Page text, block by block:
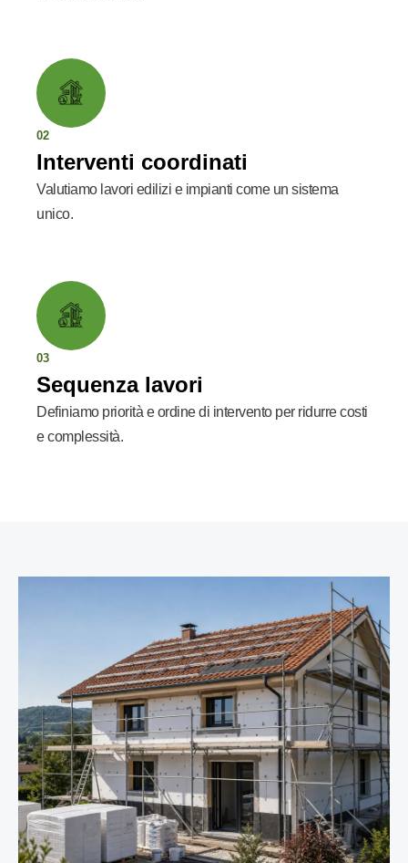
02
Interventi coordinati
Valutiamo lavori edilizi e impianti come un sistema
unico.
03
Sequenza lavori
Definiamo priorità e ordine di intervento per ridurre costi
e complessità.